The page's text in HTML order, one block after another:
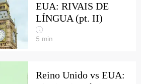
EUA: RIVAIS DE
LÍNGUA (pt. II)
5 min
Reino Unido vs EUA: